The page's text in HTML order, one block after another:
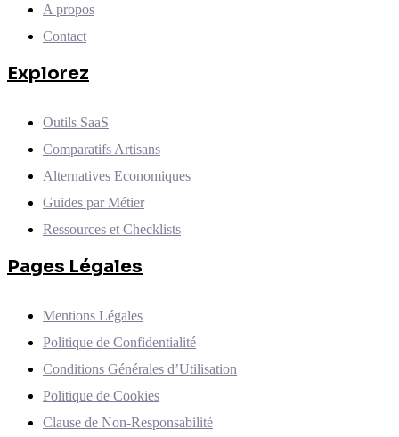
A propos
Contact
Explorez
Outils SaaS
Comparatifs Artisans
Alternatives Economiques
Guides par Métier
Ressources et Checklists
Pages Légales
Mentions Légales
Politique de Confidentialité
Conditions Générales d’Utilisation
Politique de Cookies
Clause de Non-Responsabilité